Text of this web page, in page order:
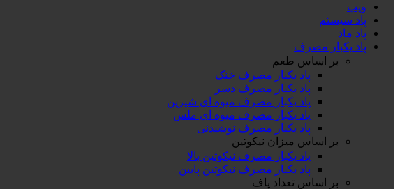
ویپ
پاد سیستم
پاد ماد
پاد یکبار مصرف
بر اساس طعم
پاد یکبار مصرف خنک
پاد یکبار مصرف دسر
پاد یکبار مصرف میوه ای شیرین
پاد یکبار مصرف میوه ای ملس
پاد یکبار مصرف نوشیدنی
بر اساس میزان نیکوتین
پاد یکبار مصرف نیکوتین بالا
پاد یکبار مصرف نیکوتین پایین
بر اساس تعداد پاف